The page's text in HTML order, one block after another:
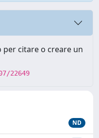
citare o creare un
22649
ND